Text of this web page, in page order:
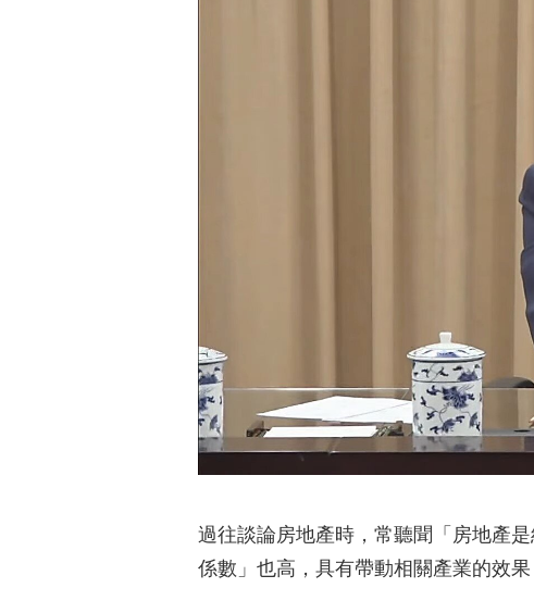
過往談論房地產時，常聽聞「房地產
係數」也高，具有帶動相關產業的效果